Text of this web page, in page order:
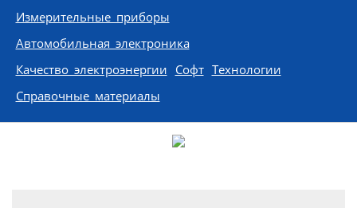
Измерительные приборы
Автомобильная электроника
Качество электроэнергии Софт Технологии
Справочные материалы